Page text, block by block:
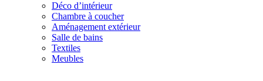
Déco d’intérieur
Chambre à coucher
Aménagement extérieur
Salle de bains
Textiles
Meubles